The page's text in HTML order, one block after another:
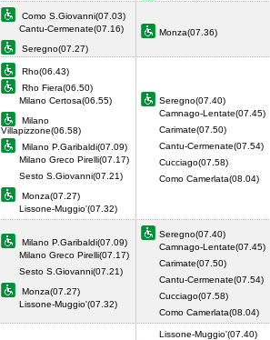
Como S.Giovanni(07.03)
Cantu-Cermenate(07.16)
Seregno(07.27)
Monza(07.36)
Rho(06.43)
Rho Fiera(06.50)
Milano Certosa(06.55)
Milano
Villapizzone(06.58)
Milano P.Garibaldi(07.09)
Milano Greco Pirelli(07.17)
Sesto S.Giovanni(07.21)
Monza(07.27)
Lissone-Muggio'(07.32)
Seregno(07.40)
Camnago-Lentate(07.45)
Carimate(07.50)
Cantu-Cermenate(07.54)
Cucciago(07.58)
Como Camerlata(08.04)
Milano P.Garibaldi(07.09)
Milano Greco Pirelli(07.17)
Sesto S.Giovanni(07.21)
Monza(07.27)
Lissone-Muggio'(07.32)
Seregno(07.40)
Camnago-Lentate(07.45)
Carimate(07.50)
Cantu-Cermenate(07.54)
Cucciago(07.58)
Como Camerlata(08.04)
Lissone-Muggio'(07.40)